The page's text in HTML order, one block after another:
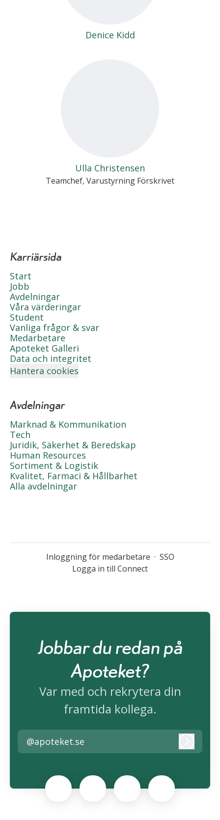
Denice Kidd
Ulla Christensen
Teamchef, Varustyrning Förskrivet
Karriärsida
Start
Jobb
Avdelningar
Våra värderingar
Student
Vanliga frågor & svar
Medarbetare
Apoteket Galleri
Data och integritet
Hantera cookies
Avdelningar
Marknad & Kommunikation
Tech
Juridik, Säkerhet & Beredskap
Human Resources
Sortiment & Logistik
Kvalitet, Farmaci & Hållbarhet
Alla avdelningar
Inloggning för medarbetare · SSO
Logga in till Connect
Jobbar du redan på
Apoteket?
Var med och rekrytera din
framtida kollega.
@apoteket.se